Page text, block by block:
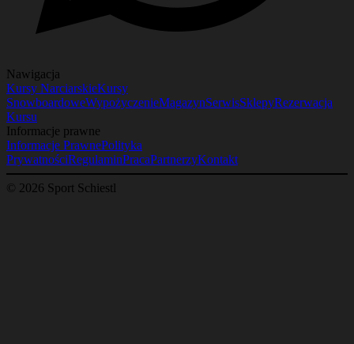
Nawigacja
Kursy NarciarskieKursy
SnowboardoweWypożyczenieMagazynSerwisSklepyRezerwacja
Kursu
Informacje prawne
Informacje PrawnePolityka
PrywatnościRegulaminPracaPartnerzyKontakt
© 2026 Sport Schiestl